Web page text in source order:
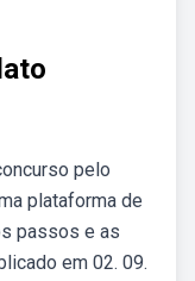
pelo
plataforma de
passos e as
em 02. 09.